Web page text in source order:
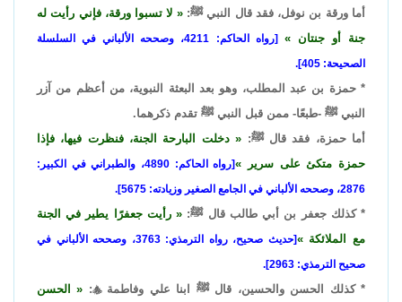
أما ورقة بن نوفل، فقد قال النبي ﷺ:
لا تسبوا ورقة، فإني رأيت له
جنة أو جنتان
[رواه الحاكم: 4211، وصححه الألباني في السلسلة
الصحيحة: 405].
* حمزة بن عبد المطلب، وهو بعد البعثة النبوية، من أعظم من آزر
النبي ﷺ -طبعًا- ممن قبل النبي ﷺ تقدم ذكرهما.
أما حمزة، فقد قال ﷺ:
دخلت البارحة الجنة، فنظرت فيها، فإذا
حمزة متكئ على سرير
[رواه الحاكم: 4890، والطبراني في الكبير:
2876، وصححه الألباني في الجامع الصغير وزيادته: 5675].
* كذلك جعفر بن أبي طالب قال ﷺ:
رأيت جعفرًا يطير في الجنة
مع الملائكة
[حديث صحيح، رواه الترمذي: 3763، وصححه الألباني في
صحيح الترمذي: 2963].
* كذلك الحسن والحسين، قال ﷺ ابنا علي وفاطمة
:
الحسن